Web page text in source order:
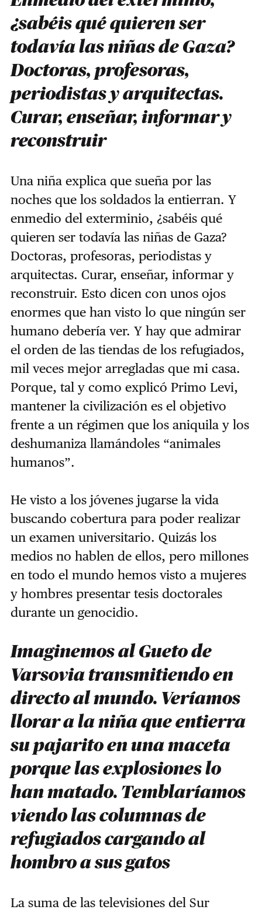
¿sabéis qué quieren ser
todavía las niñas de Gaza?
Doctoras, profesoras,
periodistas y arquitectas.
Curar, enseñar, informar y
reconstruir
Una niña explica que sueña por las
noches que los soldados la entierran. Y
enmedio del exterminio, ¿sabéis qué
quieren ser todavía las niñas de Gaza?
Doctoras, profesoras, periodistas y
arquitectas. Curar, enseñar, informar y
reconstruir. Esto dicen con unos ojos
enormes que han visto lo que ningún ser
humano debería ver. Y hay que admirar
el orden de las tiendas de los refugiados,
mil veces mejor arregladas que mi casa.
Porque, tal y como explicó Primo Levi,
mantener la civilización es el objetivo
frente a un régimen que los aniquila y los
deshumaniza llamándoles “animales
humanos”.
He visto a los jóvenes jugarse la vida
buscando cobertura para poder realizar
un examen universitario. Quizás los
medios no hablen de ellos, pero millones
en todo el mundo hemos visto a mujeres
y hombres presentar tesis doctorales
durante un genocidio.
Imaginemos al Gueto de
Varsovia transmitiendo en
directo al mundo. Veríamos
llorar a la niña que entierra
su pajarito en una maceta
porque las explosiones lo
han matado. Temblaríamos
viendo las columnas de
refugiados cargando al
hombro a sus gatos
La suma de las televisiones del Sur